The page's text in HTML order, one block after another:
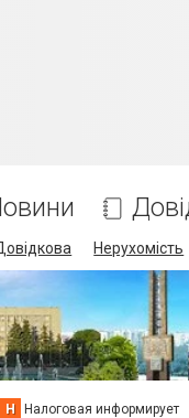
Нерухомість
Н Налоговая информирует